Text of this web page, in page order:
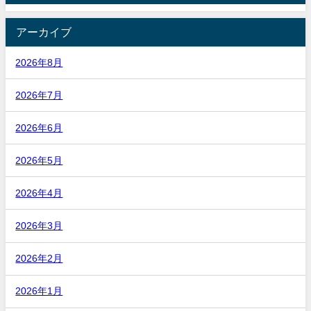
アーカイブ
2026年8月
2026年7月
2026年6月
2026年5月
2026年4月
2026年3月
2026年2月
2026年1月